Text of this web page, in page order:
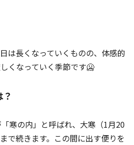
は長くなっていくものの、体感的
くなっていく季節です🥶
？
寒の内」と呼ばれ、大寒（1月20
で続きます。この間に出す便りを